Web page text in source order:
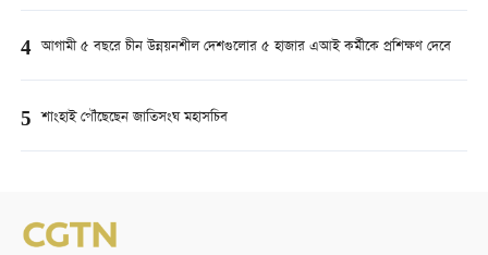
4 আগামী ৫ বছরে চীন উন্নয়নশীল দেশগুলোর ৫ হাজার এআই কর্মীকে প্রশিক্ষণ দেবে
5 শাংহাই পৌঁছেছেন জাতিসংঘ মহাসচিব